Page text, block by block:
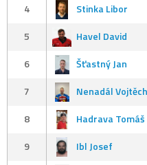
4
Stinka Libor
5
Havel David
6
Šťastný Jan
7
Nenadál Vojtěch
8
Hadrava Tomáš
9
Ibl Josef